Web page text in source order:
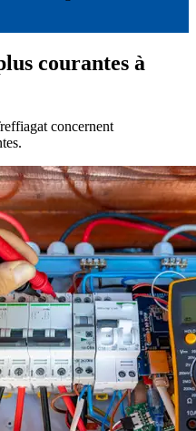
courantes à
concernent